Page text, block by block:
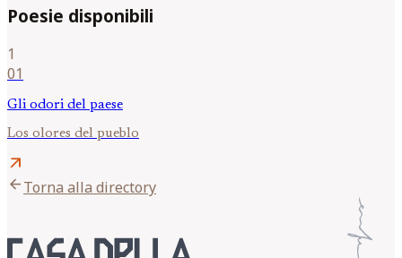
Poesie disponibili
1
01
Gli odori del paese
Los olores del pueblo
arrow_outward
arrow_backTorna alla directory